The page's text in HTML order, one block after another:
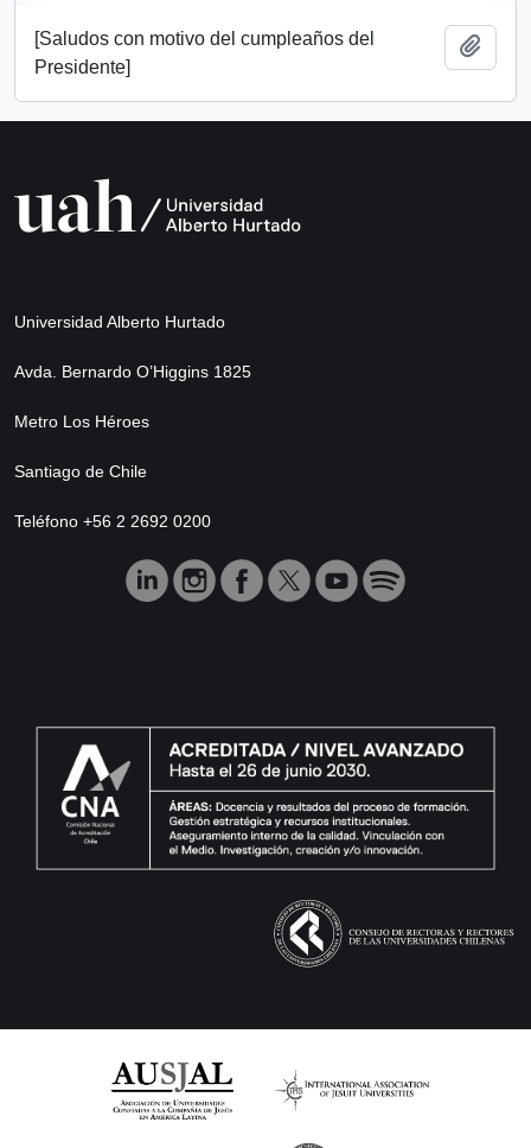
[Saludos con motivo del cumpleaños del
Presidente]
Universidad Alberto Hurtado
Avda. Bernardo O’Higgins 1825
Metro Los Héroes
Santiago de Chile
Teléfono +56 2 2692 0200